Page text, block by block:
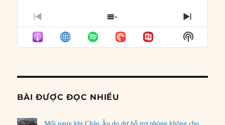
PREVIOUS
EPISODE
SHOW
EPISODES
LIST
NEXT
Show
Podcast
BÀI ĐƯỢC ĐỌC NHIỀU